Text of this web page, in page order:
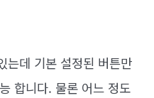
는데 기본 설정된 버튼만
합니다. 물론 어느 정도